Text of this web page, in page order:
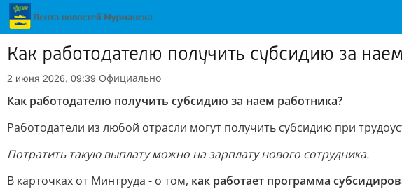
Как работодателю получить субсидию за
2 июня 2026, 09:39 Официально
Как работодателю получить субсидию за наем работника?
Работодатели из любой отрасли могут получить субсидию при
Потратить такую выплату можно на зарплату нового сотрудника.
В карточках от Минтруда - о том, как работает программа